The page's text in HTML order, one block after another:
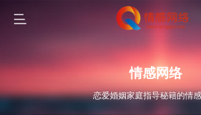
情感网络
恋爱婚姻家庭指导秘籍的情